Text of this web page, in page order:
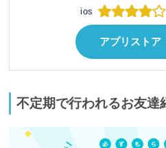
ios
アプリストア
不定期で行われるお友達